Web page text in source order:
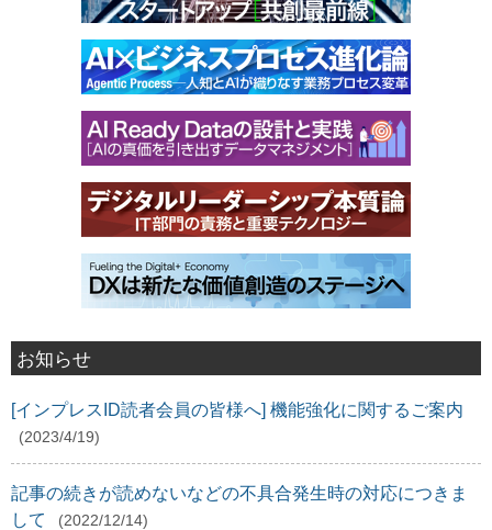
お知らせ
[インプレスID読者会員の皆様へ] 機能強化に関するご案内
(2023/4/19)
記事の続きが読めないなどの不具合発生時の対応につきま
して
(2022/12/14)